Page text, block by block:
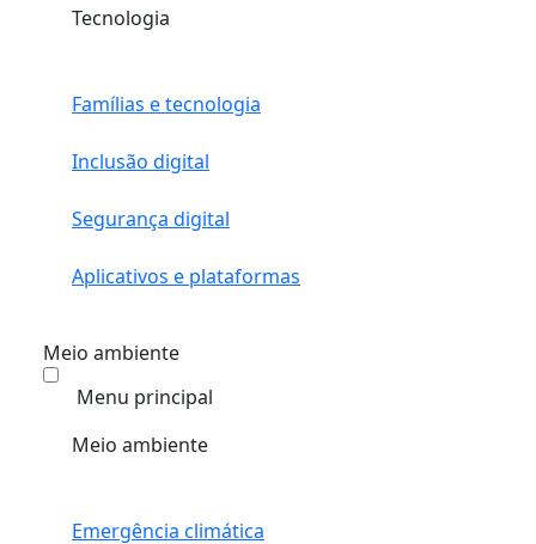
Tecnologia
Famílias e tecnologia
Inclusão digital
Segurança digital
Aplicativos e plataformas
Meio ambiente
Menu principal
Meio ambiente
Emergência climática